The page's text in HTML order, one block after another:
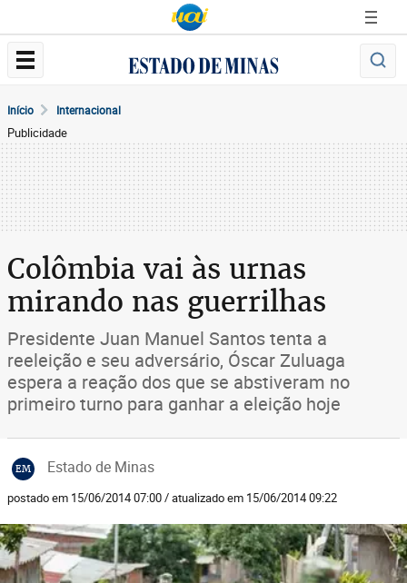
Início Internacional
Publicidade
Colômbia vai às urnas
mirando nas guerrilhas
Presidente Juan Manuel Santos tenta a
reeleição e seu adversário, Óscar Zuluaga
espera a reação dos que se abstiveram no
primeiro turno para ganhar a eleição hoje
EM Estado de Minas
postado em 15/06/2014 07:00 / atualizado em 15/06/2014 09:22